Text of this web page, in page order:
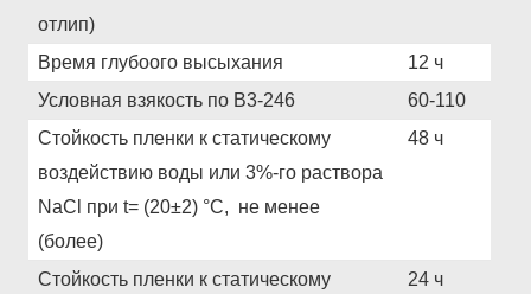
отлип)
Время глубоого высыхания
12 ч
Условная взякость по В3-246
60-110
Стойкость пленки к статическому
воздействию воды или 3%-го раствора
NaCl при t= (20±2) °С, не менее
(более)
48 ч
Стойкость пленки к статическому
24 ч